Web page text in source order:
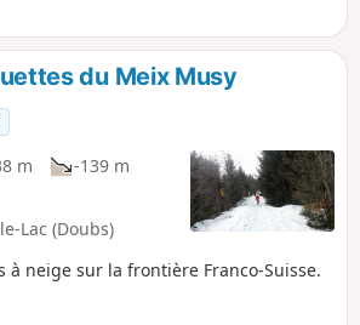
ces charmants
et des sapinières
longerez des
enfonçant au creux
enfin, d'une
Etang du Moulin.
du Meix Musy
m
-139 m
Lac (Doubs)
à neige sur la frontière Franco-Suisse.